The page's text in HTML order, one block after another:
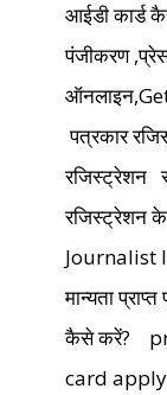
आईडी कार्ड
पंजीकरण
पत्रकार
रजिस्ट्रेशन
रजिस्ट्रेशन के
Journalist
मान्यता
कैसे करें?
card